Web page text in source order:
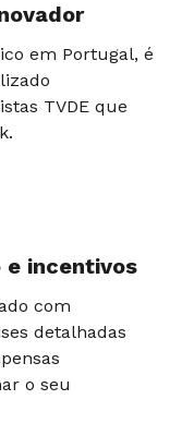
em Portugal, é
TVDE que
e incentivos
com
detalhadas
o seu